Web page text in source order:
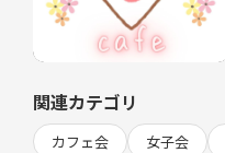
関連カテゴリ
カフェ会 女子会